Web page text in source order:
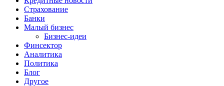
Страхование
Банки
Малый бизнес
Бизнес-идеи
Финсектор
Аналитика
Политика
Блог
Другое